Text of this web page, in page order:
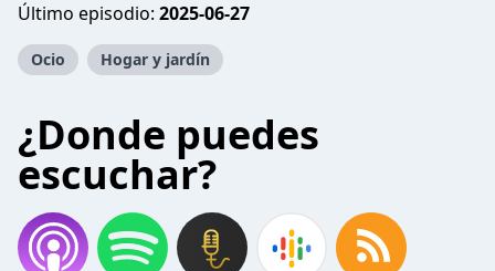
Último episodio: 2025-06-27
Ocio Hogar y jardín
¿Donde puedes
escuchar?